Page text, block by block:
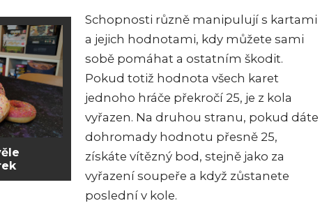
Schopnosti různě manipulují s kartami
a jejich hodnotami, kdy můžete sami
sobě pomáhat a ostatním škodit.
Pokud totiž hodnota všech karet
jednoho hráče překročí 25, je z kola
vyřazen. Na druhou stranu, pokud dáte
dohromady hodnotu přesně 25,
získáte vítězný bod, stejně jako za
vyřazení soupeře a když zůstanete
poslední v kole.